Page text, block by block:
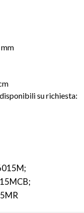
su richiesta: